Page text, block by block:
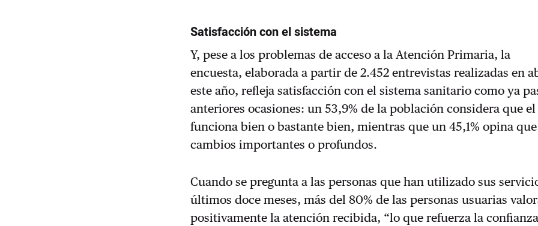
Satisfacción con el sistema
Y, pese a los problemas de acceso a la Atención Primaria, la
encuesta,elaborada a partir de 2.452 entrevistas realizadas en
este año,refleja satisfacción con el sistema sanitario como ya
anteriores ocasiones:un 53,9% de la población considera que
funciona bien o bastante bien, mientras que un 45,1% opina
cambios importantes o profundos.
Cuando se pregunta a las personas que han utilizado sus
últimos doce meses, más del 80% de las personas usuarias
positivamente la atención recibida, “lo que refuerza la